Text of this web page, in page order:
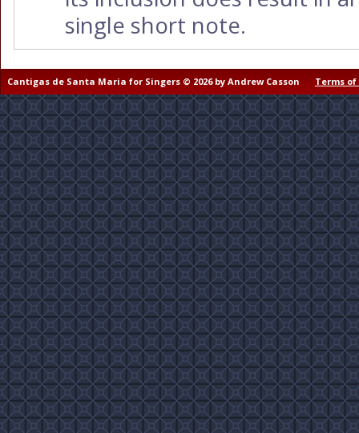
single short note.
Cantigas de Santa Maria for Singers © 2026 by Andrew Casson Terms of